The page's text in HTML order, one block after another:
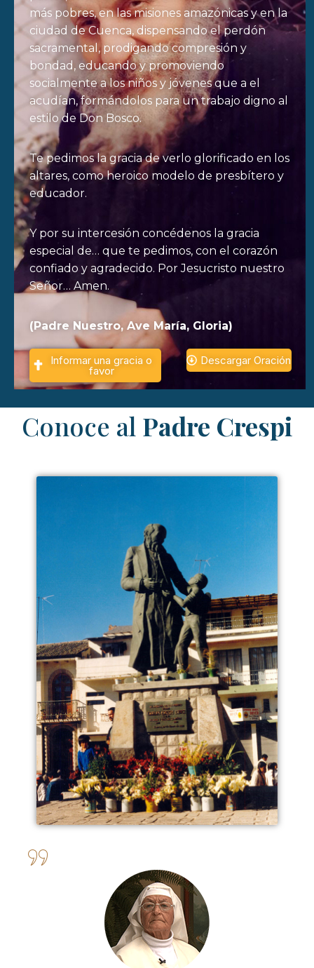
más pobres, en las misiones amazónicas y en la
ciudad de Cuenca, dispensando el perdón
sacramental, prodigando compresión y
bondad, educando y promoviendo
socialmente a los niños y jóvenes que a el
acudían, formándolos para un trabajo digno al
estilo de Don Bosco.
Te pedimos la gracia de verlo glorificado en los
altares, como heroico modelo de presbítero y
educador.
Y por su intercesión concédenos la gracia
especial de… que te pedimos, con el corazón
confiado y agradecido. Por Jesucristo nuestro
Señor… Amen.
(Padre Nuestro, Ave María, Gloria)
Informar una gracia o
favor
Descargar Oración
Conoce al Padre Crespi